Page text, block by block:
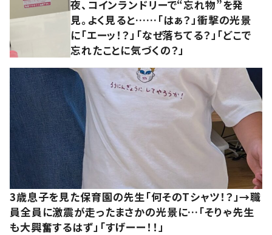
夜、コインランドリーで“忘れ物”を発
見。よく見ると……「はぁ？」衝撃の光景
に「エーッ！？」「なぜ落ちてる？」「どこで
忘れたことに気づくの？」
3歳息子を見た保育園の先生「何そのTシャツ！？」→職
員全員に激震が走ったまさかの光景に…「そりゃ先生
も大興奮するはず」「すげーー！！」